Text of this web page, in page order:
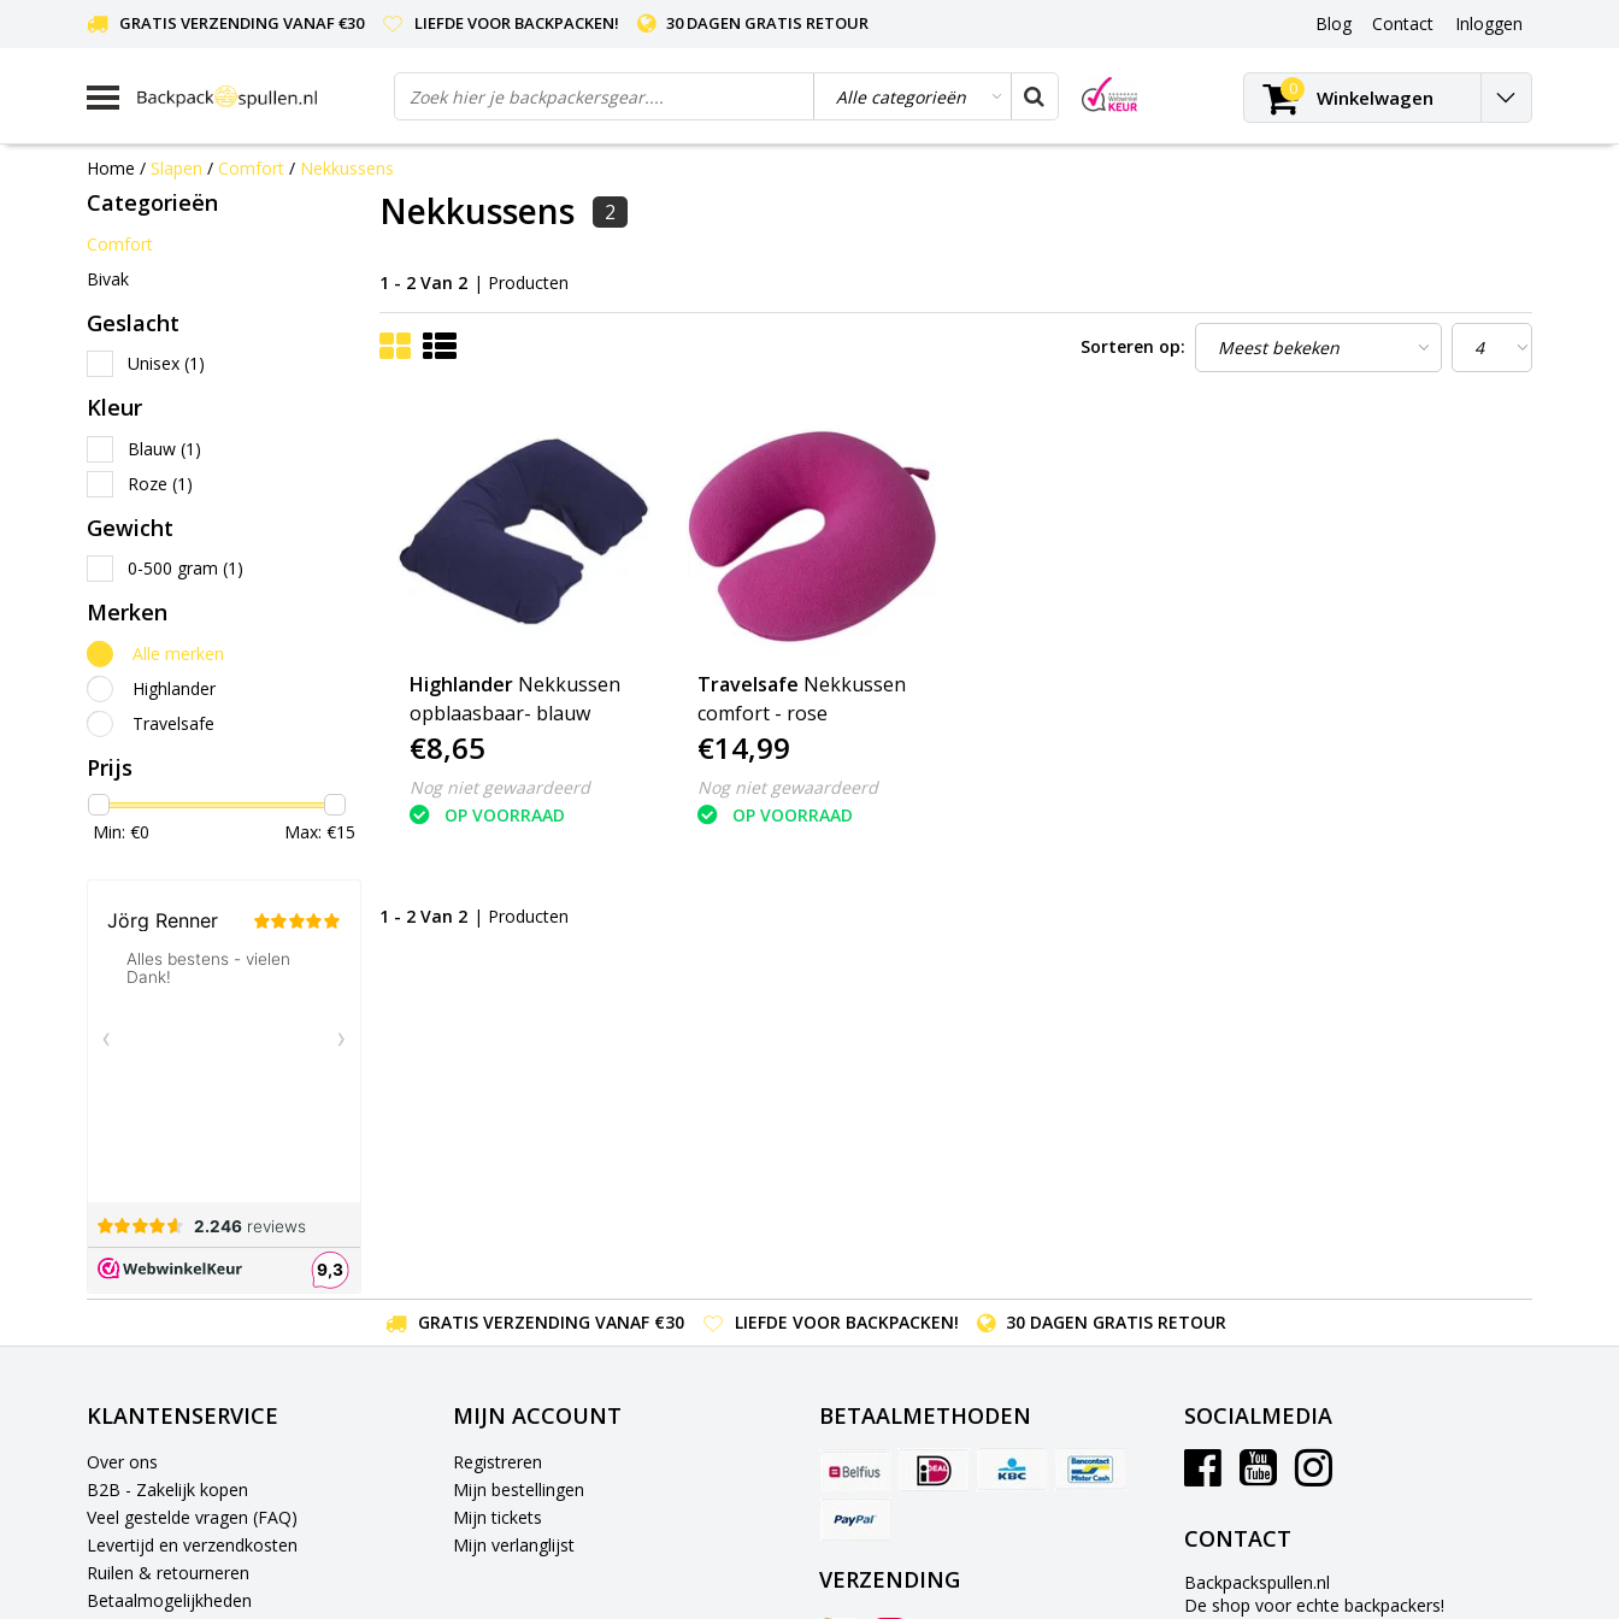
GRATIS VERZENDING VANAF €30 LIEFDE VOOR BACKPACKEN! 30 DAGEN GRATIS RETOUR Blog
Blog
Contact Inloggen
0 Winkelwagen
Home / Slapen / Comfort / Nekkussens
Categorieën
Comfort
Bivak
Geslacht
Unisex (1)
Kleur
Blauw (1)
Roze (1)
Gewicht
0-500 gram (1)
Merken
Alle merken
Highlander
Travelsafe
Prijs
Min: €0 Max: €15
Nekkussens 2
1 - 2 Van 2 | Producten
Sorteren op:
Highlander Nekkussen
opblaasbaar- blauw
€8,65
Nog niet gewaardeerd
OP VOORRAAD
Travelsafe Nekkussen
comfort - rose
€14,99
Nog niet gewaardeerd
OP VOORRAAD
1 - 2 Van 2 | Producten
GRATIS VERZENDING VANAF €30 LIEFDE VOOR BACKPACKEN! 30 DAGEN GRATIS RETOUR
KLANTENSERVICE
Over ons
B2B - Zakelijk kopen
Veel gestelde vragen (FAQ)
Levertijd en verzendkosten
Ruilen & retourneren
Betaalmogelijkheden
MIJN ACCOUNT
Registreren
Mijn bestellingen
Mijn tickets
Mijn verlanglijst
BETAALMETHODEN
VERZENDING
SOCIALMEDIA
CONTACT
Backpackspullen.nl
De shop voor echte backpackers!